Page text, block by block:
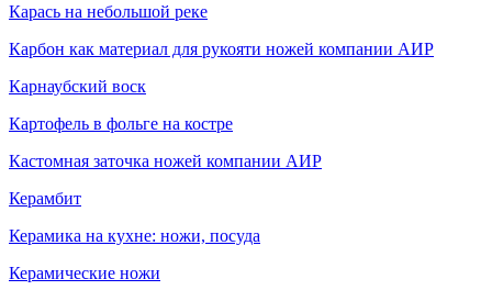
Карась на небольшой реке
Карбон как материал для рукояти ножей компании АИР
Карнаубский воск
Картофель в фольге на костре
Кастомная заточка ножей компании АИР
Керамбит
Керамика на кухне: ножи, посуда
Керамические ножи